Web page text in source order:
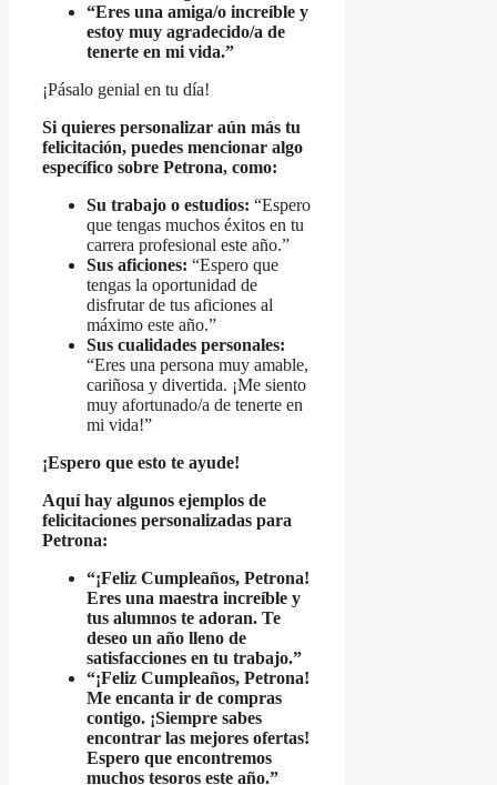
“Eres una amiga/o increíble y
estoy muy agradecido/a de
tenerte en mi vida.”
¡Pásalo genial en tu día!
Si quieres personalizar aún más tu
felicitación, puedes mencionar algo
específico sobre Petrona, como:
Su trabajo o estudios: “Espero
que tengas muchos éxitos en tu
carrera profesional este año.”
Sus aficiones: “Espero que
tengas la oportunidad de
disfrutar de tus aficiones al
máximo este año.”
Sus cualidades personales:
“Eres una persona muy amable,
cariñosa y divertida. ¡Me siento
muy afortunado/a de tenerte en
mi vida!”
¡Espero que esto te ayude!
Aquí hay algunos ejemplos de
felicitaciones personalizadas para
Petrona:
“¡Feliz Cumpleaños, Petrona!
Eres una maestra increíble y
tus alumnos te adoran. Te
deseo un año lleno de
satisfacciones en tu trabajo.”
“¡Feliz Cumpleaños, Petrona!
Me encanta ir de compras
contigo. ¡Siempre sabes
encontrar las mejores ofertas!
Espero que encontremos
muchos tesoros este año.”